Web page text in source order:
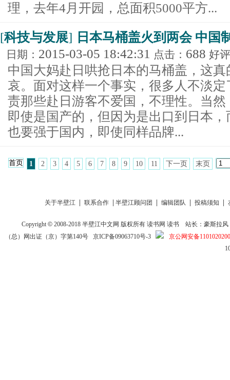
理，去年4月开园，总面积5000平方...
[科技与发展] 日本马桶盖火到两会 中国
日期： 2015-03-05 18:42:31 点击： 688 好
中国大妈赴日哄抢日本的马桶盖，这
哀。面对这样一个事实，很多人不淡
责那些赴日游客不爱国，不理性。当
即使是国产的，但因为是出口到日本
也要强于国内，即使同样品牌...
首页 1 2 3 4 5 6 7 8 9 10 11 下一页 末页
关于半壁江 联系合作 半壁江顾问团 编辑团队 投稿须知
Copyright © 2008-2018半壁江中文网 版权所有读书网 读书
站长：豪斯拉风
（总）网出证（京）字第140号 京ICP备09063710号-3
京公网安备